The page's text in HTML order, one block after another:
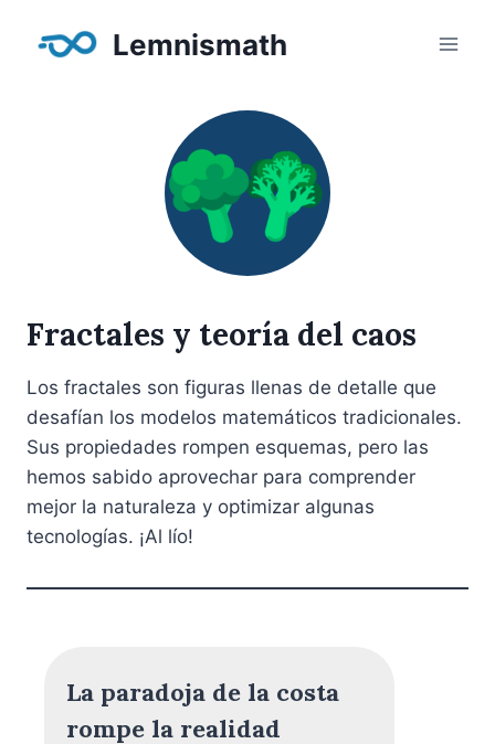
Lemnismath
Fractales y teoría del caos
Los fractales son figuras llenas de detalle que
desafían los modelos matemáticos tradicionales.
Sus propiedades rompen esquemas, pero las
hemos sabido aprovechar para comprender
mejor la naturaleza y optimizar algunas
tecnologías. ¡Al lío!
La paradoja de la costa
rompe la realidad